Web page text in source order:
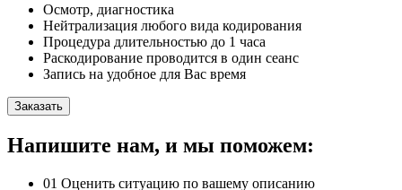
Осмотр, диагностика
Нейтрализация любого вида кодирования
Процедура длительностью до 1 часа
Раскодирование проводится в один сеанс
Запись на удобное для Вас время
Заказать
Напишите нам, и мы поможем:
01 Оценить ситуацию по вашему описанию